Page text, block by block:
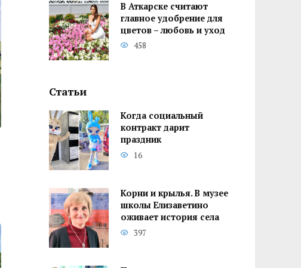
В Аткарске считают
главное удобрение для
цветов – любовь и уход
458
Статьи
Когда социальный
контракт дарит
праздник
16
Корни и крылья. В музее
школы Елизаветино
оживает история села
397